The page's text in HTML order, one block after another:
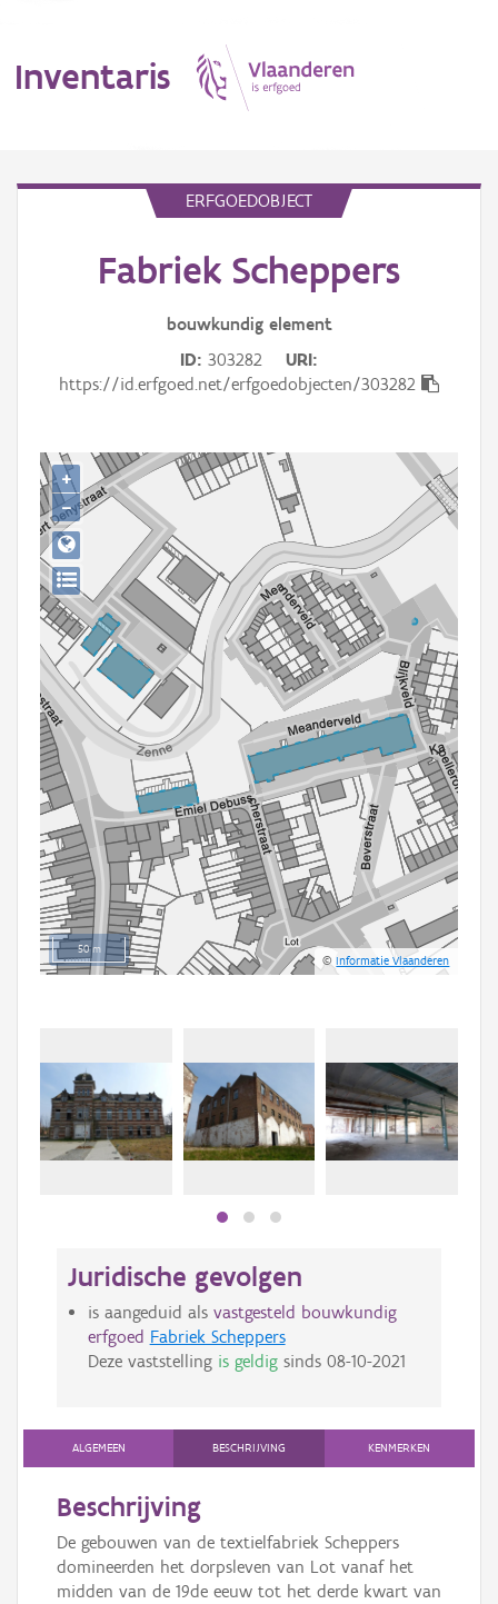
Inventaris
Erfgoedobject
Gebeurtenis
Persoon of collectief
Downloads
Hergebruik
Aanmelden
ERFGOEDOBJECT
Fabriek Scheppers
bouwkundig element
ID 303282
URI
https://id.erfgoed.net/erfgoedobjecten/303282
50 m
©Informatie Vlaanderen
+
−
Juridische gevolgen
is aangeduid als vastgesteld bouwkundig
erfgoed Fabriek Scheppers
Deze vaststelling is geldigsinds 08-10-2021
ALGEMEEN BESCHRIJVING KENMERKEN
Beschrijving
De gebouwen van de textielfabriek Scheppers
domineerden het dorpsleven van Lot vanaf het
midden van de 19de eeuw tot het derde kwart van